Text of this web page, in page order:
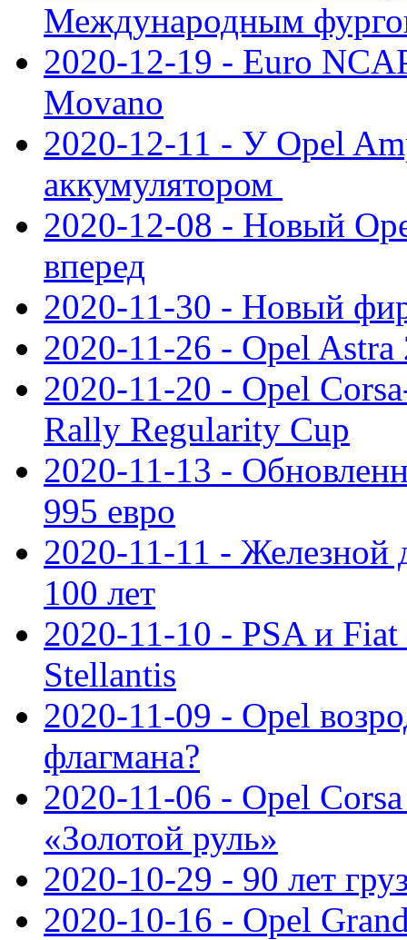
Международным
2020-12-19 - Euro
Movano
2020-12-11 - У Opel
аккумулятором
2020-12-08 - Новый
вперед
2020-11-30 - Новый
2020-11-26 - Opel Astra
2020-11-20 - Opel
Rally Regularity Cup
2020-11-13 -
995 евро
2020-11-11 - Железной
100 лет
2020-11-10 - PSA и Fiat
Stellantis
2020-11-09 - Opel
флагмана?
2020-11-06 - Opel
«Золотой руль»
2020-10-29 - 90 лет
2020-10-16 - Opel